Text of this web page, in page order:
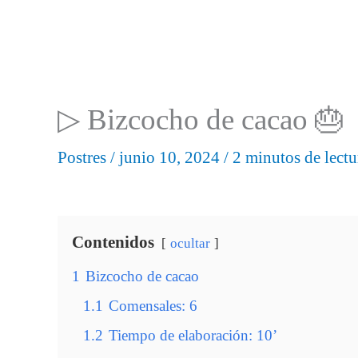
▷ Bizcocho de cacao 🎂
Postres / junio 10, 2024 / 2 minutos de
Contenidos ocultar
1 Bizcocho de cacao
1.1 Comensales: 6
1.2 Tiempo de elaboración: 10’